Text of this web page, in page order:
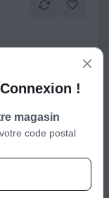
!
magasin
code postal